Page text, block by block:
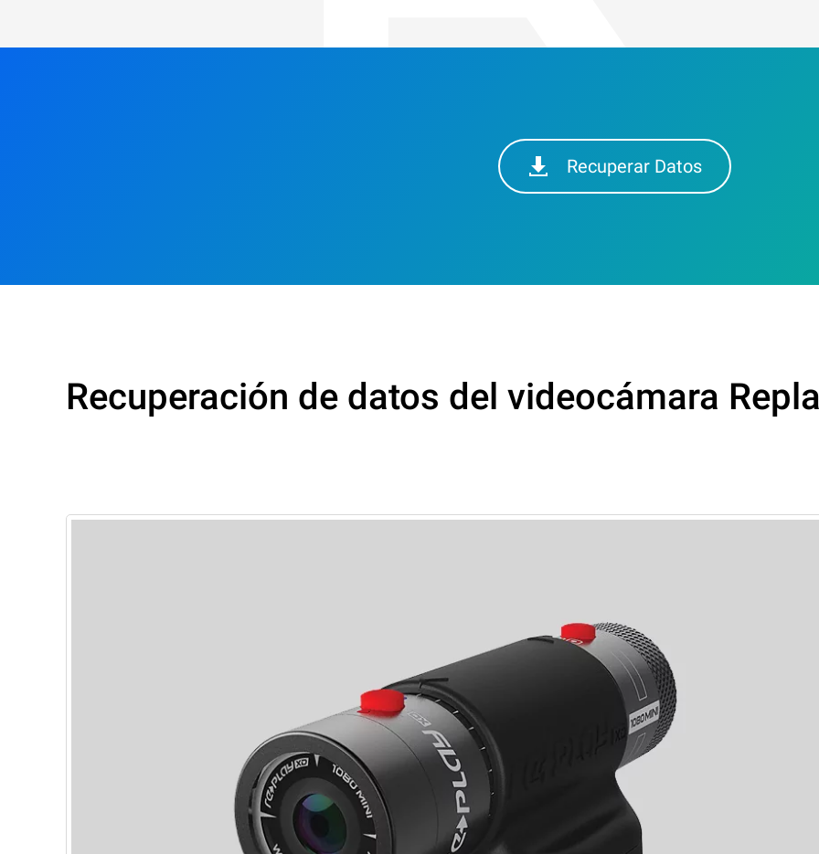
Recuperar Datos
Recuperación de datos del videocámara